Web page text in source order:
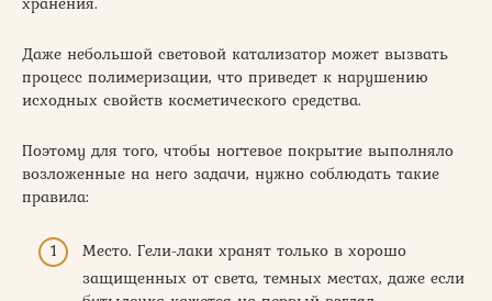
Даже небольшой световой катализатор может вызвать
процесс полимеризации, что приведет к нарушению
исходных свойств косметического средства.
Поэтому для того, чтобы ногтевое покрытие выполняло
возложенные на него задачи, нужно соблюдать такие
правила:
Место. Гели-лаки хранят только в хорошо
защищенных от света, темных местах, даже если